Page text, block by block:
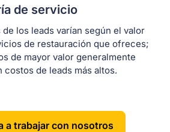
de servicio
de los leads varían según el valor
de restauración que ofreces;
de mayor valor generalmente
costos de leads más altos.
a trabajar con nosotros